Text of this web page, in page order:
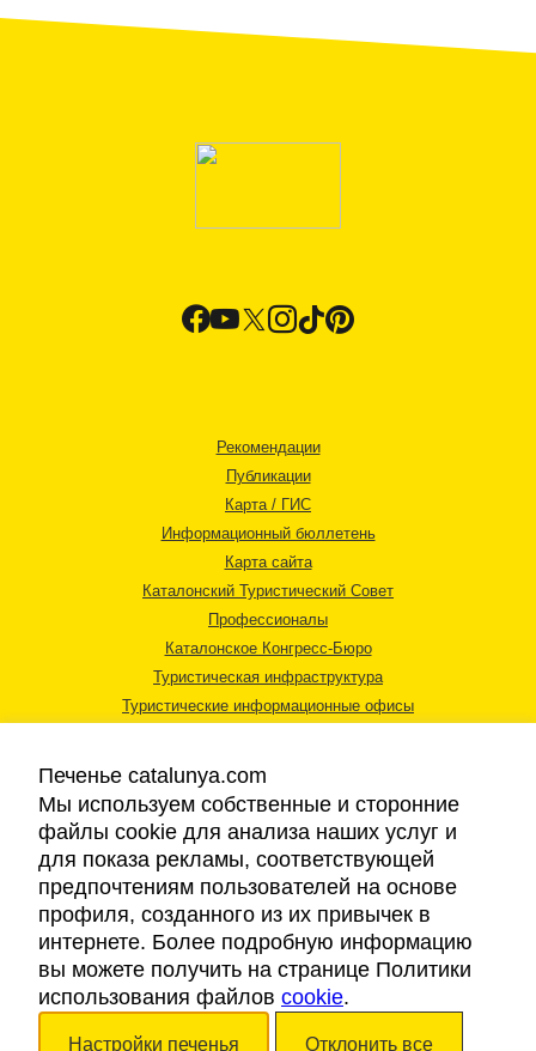
Рекомендации
Публикации
Карта / ГИС
Информационный бюллетень
Карта сайта
Каталонский Туристический Совет
Профессионалы
Каталонское Конгресс-Бюро
Туристическая инфраструктура
Туристические информационные офисы
Правовая информация
Cookies
Доступность
Авторские права © 2026. Каталонский Туристический Совет. Все права
Печенье catalunya.com
Мы используем собственные и сторонние
файлы cookie для анализа наших услуг и
для показа рекламы, соответствующей
предпочтениям пользователей на основе
профиля, созданного из их привычек в
интернете. Более подробную информацию
вы можете получить на странице Политики
использования файлов cookie.
Настройки печенья Отклонить все